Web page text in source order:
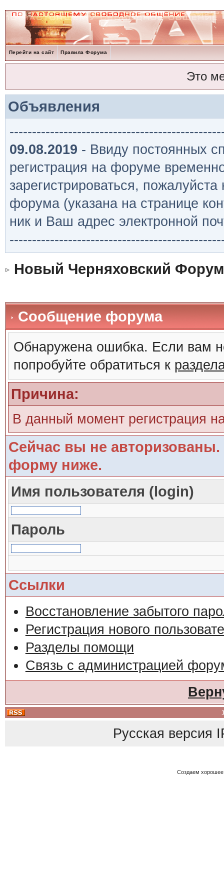
Перейти на сайт Правила Форума
Это
Объявления
09.08.2019 - Ввиду постоянных
регистрация на форуме
зарегистрироваться,
форума (указана на странице
ник и Ваш адрес электронной
Новый Черняховский Форум
Сообщение форума
Обнаружена ошибка. Если вам
попробуйте обратиться к
Причина:
В данный момент регистрация
Сейчас вы не авторизованы.
форму ниже.
Имя пользователя (login)
Пароль
Ссылки
Восстановление забытого
Регистрация нового
Разделы помощи
Связь с администрацией
Русская версия
Создаем